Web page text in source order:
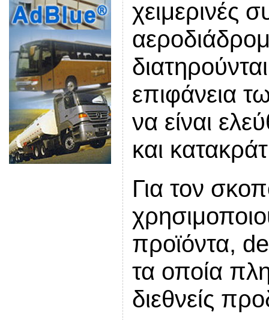
χειμερινές
επιφάνεια
να είναι
και
Για τον
προϊόντα,
τα οποία
διεθνείς